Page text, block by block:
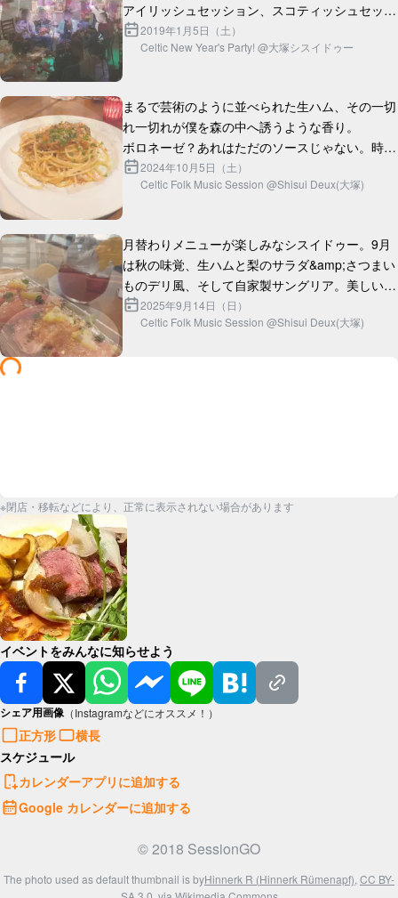
アイリッシュセッション、スコティッシュセッシ
ョン、歌、ダンス、オープンマイク...大ボリュー
ムの新年会でした
2019年1月5日（土）
Celtic New Year's Party! @大塚シスイドゥー
まるで芸術のように並べられた生ハム、その一切
れ一切れが僕を森の中へ誘うような香り。
ボロネーゼ？あれはただのソースじゃない。時間
と情熱が織りなす、まさに「愛」の結晶。
チキングリルはどうだろう。外はパ...
2024年10月5日（土）
Celtic Folk Music Session @Shisui Deux(大塚)
月替わりメニューが楽しみなシスイドゥー。9月
は秋の味覚、生ハムと梨のサラダ&amp;さつまい
ものデリ風、そして自家製サングリア。美しいう
えに美味しい。
2025年9月14日（日）
Celtic Folk Music Session @Shisui Deux(大塚)
※閉店・移転などにより、正常に表示されない場合があります
イベントをみんなに知らせよう
シェア用画像 （Instagramなどにオススメ！）
正方形
横長
スケジュール
カレンダーアプリに追加する
Google カレンダーに追加する
© 2018 SessionGO
The photo used as default thumbnail is byHinnerk R (Hinnerk Rümenapf), CC BY-